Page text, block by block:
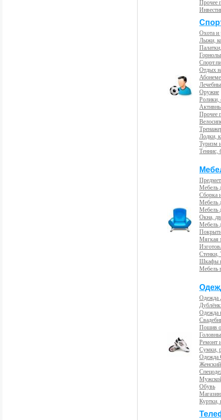
Прочее
Охота и
Лыжи,
Отдых
Оружие
Ролики,
Прочее
Лодки,
Туризм
Теннис,
Мебель
Сборка
Мебель
Мебель
Окна,
Мебель
Мягкая
Стенки,
Шкафы
Мебель
Одежда
Одежда
Пошив
Ремонт
Сумки,
Одежда
Обувь
Куртки,